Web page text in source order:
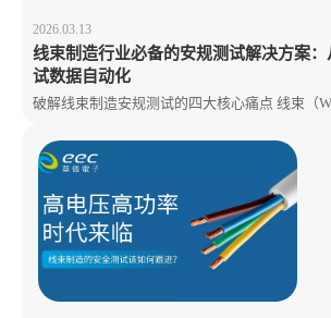
2026.03.13
线束制造行业必备的安规测试解决方案：
试数据自动化
破解线束制造安规测试的四大核心痛点 线束（